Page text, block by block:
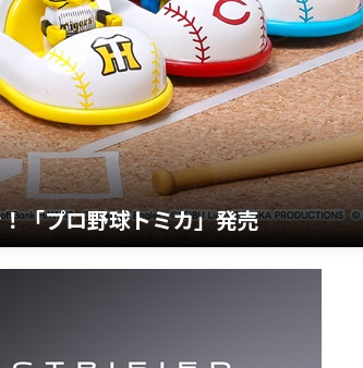
「プロ野球トミカ」発売